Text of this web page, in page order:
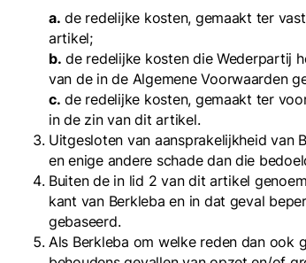
a. de redelijke kosten, gemaakt ter
artikel;
b. de redelijke kosten die Wederpartij
van de in de Algemene Voorwaarden
c. de redelijke kosten, gemaakt ter
in de zin van dit artikel.
Uitgesloten van aansprakelijkheid van
en enige andere schade dan die
Buiten de in lid 2 van dit artikel
kant van Berkleba en in dat geval
gebaseerd.
Als Berkleba om welke reden dan